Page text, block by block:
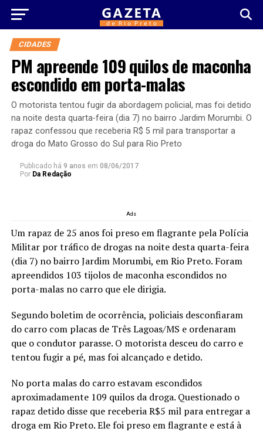
CIDADES
PM apreende 109 quilos de maconha
escondido em porta-malas
O motorista tentou fugir da abordagem policial, mas foi detido
na noite desta quarta-feira (dia 7) no bairro Jardim Morumbi. O
rapaz confessou que receberia R$ 5 mil para transportar a
droga do Mato Grosso do Sul para Rio Preto
Publicado há 9 anos em 08/06/2017
Por Da Redação
Ads
Um rapaz de 25 anos foi preso em flagrante pela Polícia
Militar por tráfico de drogas na noite desta quarta-feira
(dia 7) no bairro Jardim Morumbi, em Rio Preto. Foram
apreendidos 103 tijolos de maconha escondidos no
porta-malas no carro que ele dirigia.
Segundo boletim de ocorrência, policiais desconfiaram
do carro com placas de Três Lagoas/MS e ordenaram
que o condutor parasse. O motorista desceu do carro e
tentou fugir a pé, mas foi alcançado e detido.
No porta malas do carro estavam escondidos
aproximadamente 109 quilos da droga. Questionado o
rapaz detido disse que receberia R$5 mil para entregar a
droga em Rio Preto. Ele foi preso em flagrante e está à